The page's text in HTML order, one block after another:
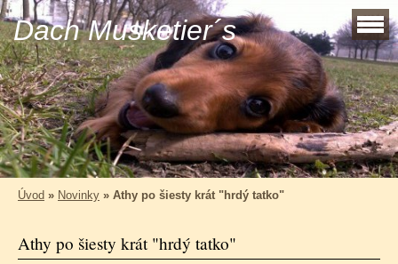
Dach Musketier´s
Úvod » Novinky » Athy po šiesty krát "hrdý tatko"
Athy po šiesty krát "hrdý tatko"